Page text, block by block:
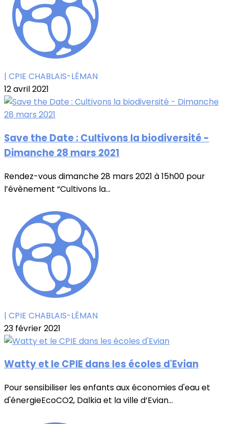
| CPIE CHABLAIS-LÉMAN
12 avril 2021
Save the Date : Cultivons la biodiversité -
Dimanche 28 mars 2021
Rendez-vous dimanche 28 mars 2021 à 15h00 pour
l’évènement “Cultivons la...
| CPIE CHABLAIS-LÉMAN
23 février 2021
Watty et le CPIE dans les écoles d'Evian
Pour sensibiliser les enfants aux économies d'eau et
d'énergieEcoCO2, Dalkia et la ville d’Evian...